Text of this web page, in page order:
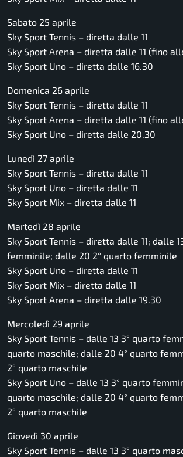
Sabato 25 aprile
Sky Sport Tennis – diretta dalle 11
Sky Sport Arena – diretta dalle 11 (fino
Sky Sport Uno – diretta dalle 16.30
Domenica 26 aprile
Sky Sport Tennis – diretta dalle 11
Sky Sport Arena – diretta dalle 11 (fino
Sky Sport Uno – diretta dalle 20.30
Lunedì 27 aprile
Sky Sport Tennis – diretta dalle 11
Sky Sport Uno – diretta dalle 11
Sky Sport Mix – diretta dalle 11
Martedì 28 aprile
Sky Sport Tennis – diretta dalle 11; dalle
femminile; dalle 20 2° quarto femminile
Sky Sport Uno – diretta dalle 11
Sky Sport Mix – diretta dalle 11
Sky Sport Arena – diretta dalle 19.30
Mercoledì 29 aprile
Sky Sport Tennis – dalle 13 3° quarto
quarto maschile; dalle 20 4° quarto
2° quarto maschile
Sky Sport Uno – dalle 13 3° quarto
quarto maschile; dalle 20 4° quarto
2° quarto maschile
Giovedì 30 aprile
Sky Sport Tennis – dalle 13 3° quarto